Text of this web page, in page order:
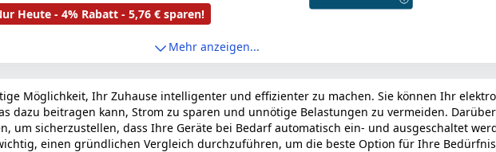
Heute - 4% Rabatt - 5,76 € sparen!
Mehr anzeigen...
Möglichkeit, Ihr Zuhause intelligenter und effizienter zu machen. Sie können Ihr
dazu beitragen kann, Strom zu sparen und unnötige Belastungen zu vermeiden.
um sicherzustellen, dass Ihre Geräte bei Bedarf automatisch ein- und ausgeschaltet
einen gründlichen Vergleich durchzuführen, um die beste Option für Ihre